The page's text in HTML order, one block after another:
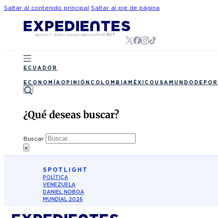
Saltar al contenido principal Saltar al pie de página
agosto 7, 2026 | Actualizado 14:05:48 ECT
ECUADOR
ECONOMÍA OPINIÓN COLOMBIA MÉXICO USA MUNDO
¿Qué deseas buscar?
Buscar
×
SPOTLIGHT
POLÍTICA
VENEZUELA
DANIEL NOBOA
MUNDIAL 2026